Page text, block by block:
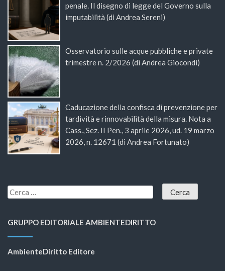
penale. Il disegno di legge del Governo sulla
imputabilità (di Andrea Sereni)
Osservatorio sulle acque pubbliche e private
trimestre n. 2/2026 (di Andrea Giocondi)
Caducazione della confisca di prevenzione per
tardività e rinnovabilità della misura. Nota a
Cass., Sez. II Pen., 3 aprile 2026, ud. 19 marzo
2026, n. 12671 (di Andrea Fortunato)
GRUPPO EDITORIALE AMBIENTEDIRITTO
AmbienteDiritto Editore